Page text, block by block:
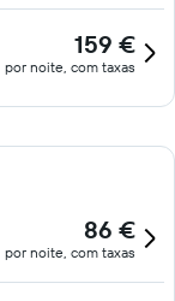
159 €
por noite, com taxas
86 €
por noite, com taxas